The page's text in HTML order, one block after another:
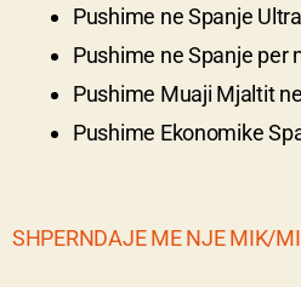
Pushime neSpanje
Pushime neSpanje per
Pushime Muaji Mjaltit
Pushime Ekonomike
SHPERNDAJE ME NJE MIK/